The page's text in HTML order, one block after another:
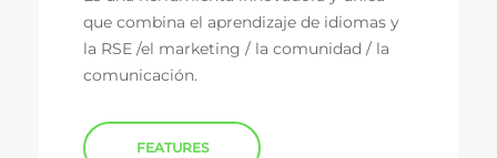
que combina el aprendizaje de idiomas y
la RSE /el marketing / la comunidad / la
comunicación.
FEATURES